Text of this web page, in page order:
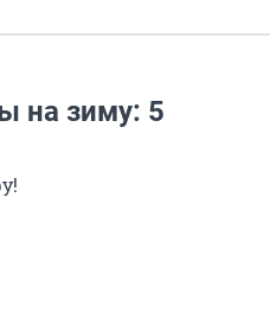
на зиму: 5